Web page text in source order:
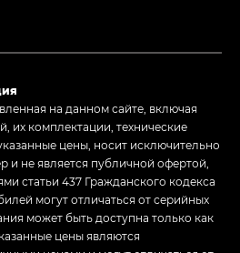
на данном сайте, включая
их комплектации, технические
цены, носит исключительно
и не является публичной офертой,
статьи 437 Гражданского кодекса
могут отличаться от серийных
может быть доступна только как
цены являются